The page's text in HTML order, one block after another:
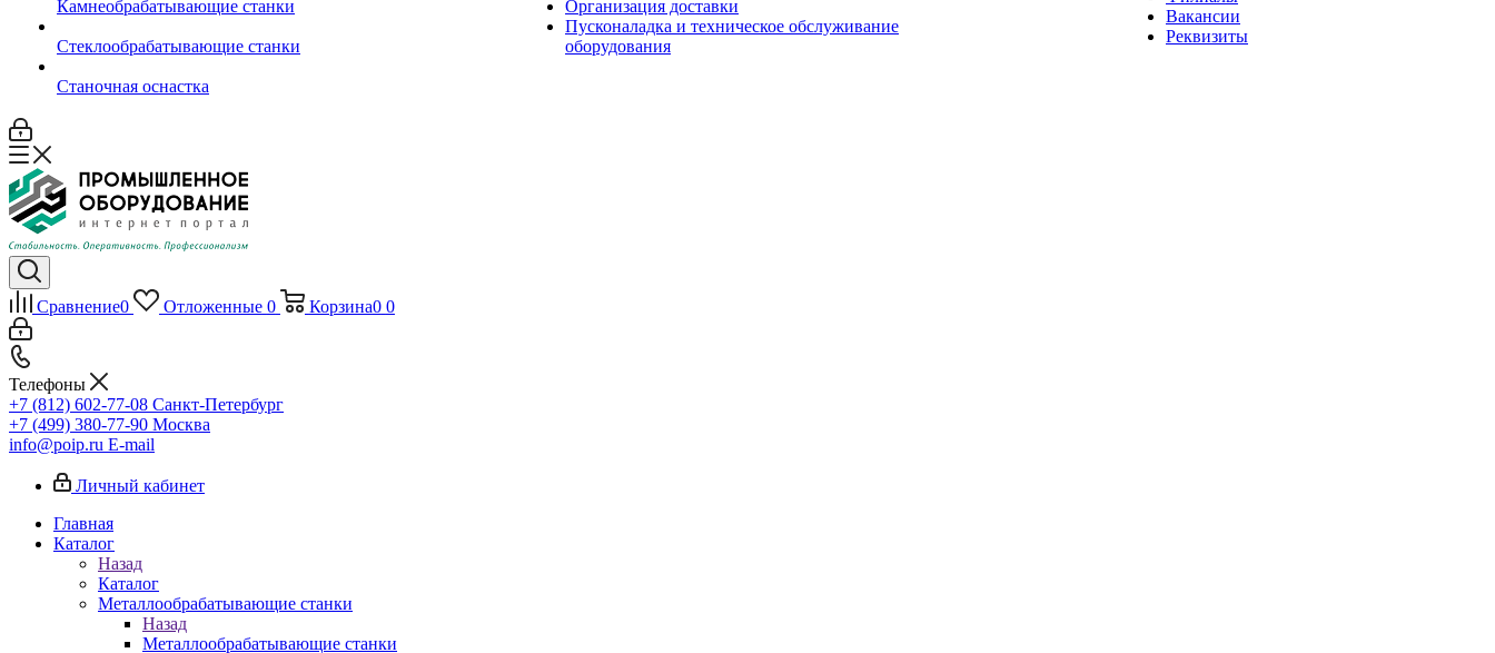
Камнеобрабатывающие станки
Стеклообрабатывающие станки
Станочная оснастка
Организация доставки
Пусконаладка и техническое обслуживание
оборудования
Вакансии
Реквизиты
Сравнение0 Отложенные 0 Корзина0 0
Телефоны
+7 (812) 602-77-08 Санкт-Петербург
+7 (499) 380-77-90 Москва
info@poip.ru E-mail
Личный кабинет
Главная
Каталог
Назад
Каталог
Металлообрабатывающие станки
Назад
Металлообрабатывающие станки